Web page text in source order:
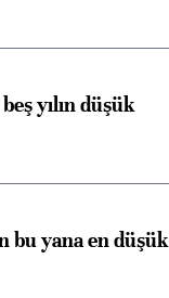
yılın düşük
bu yana en düşük